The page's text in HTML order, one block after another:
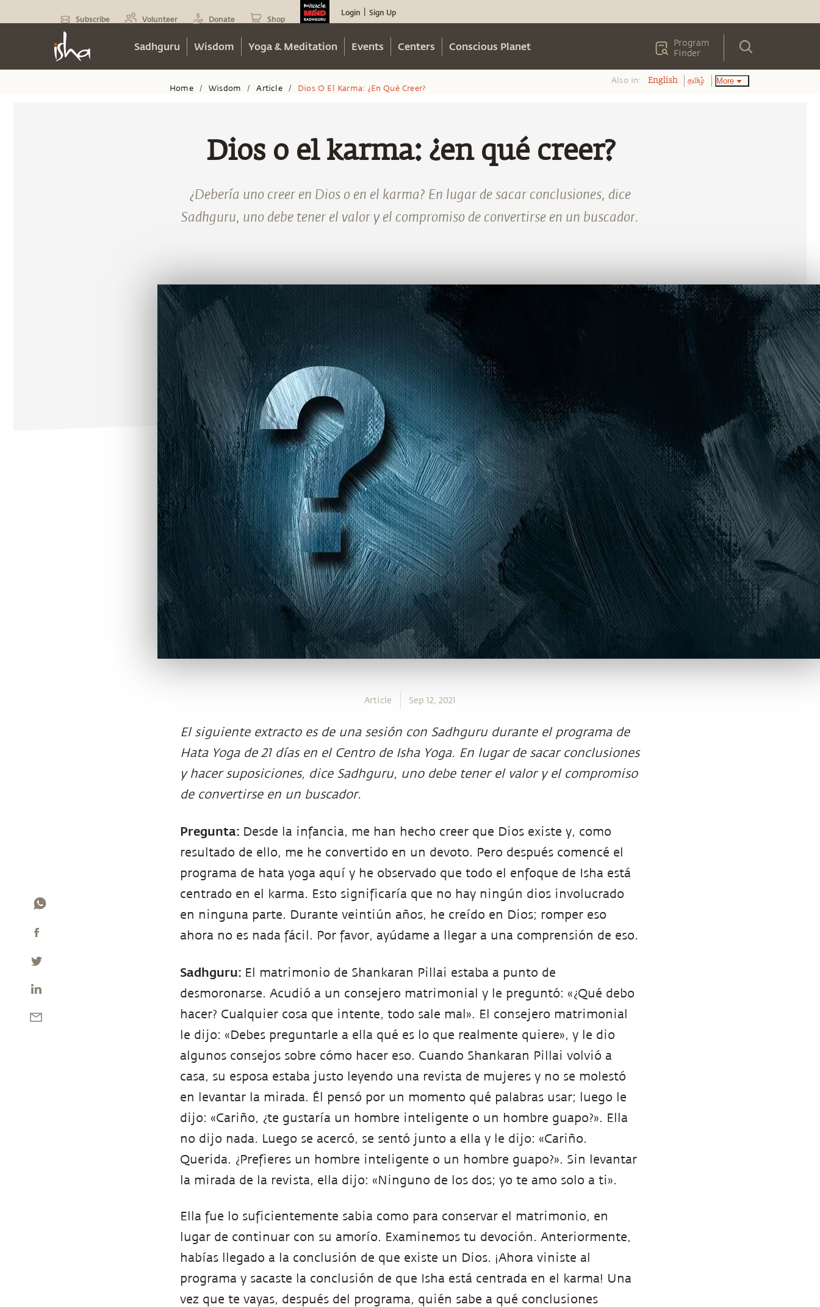
Subscribe Volunteer Donate Shop
Login Sign Up
Sadhguru Wisdom Yoga & Meditation Events Centers Conscious Planet
Program
Finder
Home / Wisdom / Article / Dios O El Karma: ¿en Qué Creer?
Also in: English தமிழ் More
Dios o el karma: ¿en qué creer?
¿Debería uno creer en Dios o en el karma? En lugar de sacar conclusiones, dice
Sadhguru, uno debe tener el valor y el compromiso de convertirse en un buscador.
Article Sep 12, 2021
El siguiente extracto es de una sesión con Sadhguru durante el programa de
Hata Yoga de 21 días en el Centro de Isha Yoga. En lugar de sacar conclusiones
y hacer suposiciones, dice Sadhguru, uno debe tener el valor y el compromiso
de convertirse en un buscador.
Pregunta: Desde la infancia, me han hecho creer que Dios existe y, como
resultado de ello, me he convertido en un devoto. Pero después comencé el
programa de hata yoga aquí y he observado que todo el enfoque de Isha está
centrado en el karma. Esto significaría que no hay ningún dios involucrado
en ninguna parte. Durante veintiún años, he creído en Dios; romper eso
ahora no es nada fácil. Por favor, ayúdame a llegar a una comprensión de eso.
Sadhguru: El matrimonio de Shankaran Pillai estaba a punto de
desmoronarse. Acudió a un consejero matrimonial y le preguntó: «¿Qué debo
hacer? Cualquier cosa que intente, todo sale mal». El consejero matrimonial
le dijo: «Debes preguntarle a ella qué es lo que realmente quiere», y le dio
algunos consejos sobre cómo hacer eso. Cuando Shankaran Pillai volvió a
casa, su esposa estaba justo leyendo una revista de mujeres y no se molestó
en levantar la mirada. Él pensó por un momento qué palabras usar; luego le
dijo: «Cariño, ¿te gustaría un hombre inteligente o un hombre guapo?». Ella
no dijo nada. Luego se acercó, se sentó junto a ella y le dijo: «Cariño.
Querida. ¿Prefieres un hombre inteligente o un hombre guapo?». Sin levantar
la mirada de la revista, ella dijo: «Ninguno de los dos; yo te amo solo a ti».
Ella fue lo suficientemente sabia como para conservar el matrimonio, en
lugar de continuar con su amorío. Examinemos tu devoción. Anteriormente,
habías llegado a la conclusión de que existe un Dios. ¡Ahora viniste al
programa y sacaste la conclusión de que Isha está centrada en el karma! Una
vez que te vayas, después del programa, quién sabe a qué conclusiones